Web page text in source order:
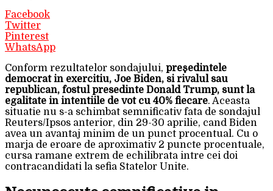
Facebook
Twitter
Pinterest
WhatsApp
Conform rezultatelor sondajului, preşedintele
democrat in exercitiu, Joe Biden, si rivalul sau
republican, fostul presedinte Donald Trump, sunt la
egalitate in intentiile de vot cu 40% fiecare. Aceasta
situatie nu s-a schimbat semnificativ fata de sondajul
Reuters/Ipsos anterior, din 29-30 aprilie, cand Biden
avea un avantaj minim de un punct procentual. Cu o
marja de eroare de aproximativ 2 puncte procentuale,
cursa ramane extrem de echilibrata intre cei doi
contracandidati la sefia Statelor Unite.